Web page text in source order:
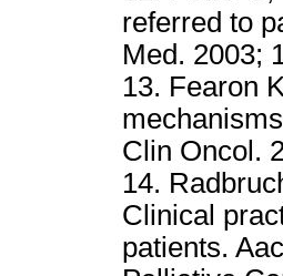
referred to
Med.
13. Fearon
Clin
14.
Clinical
patients.